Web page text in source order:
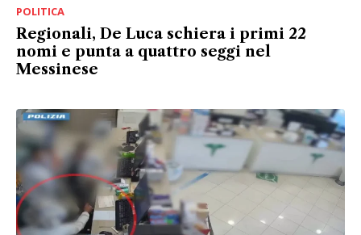
POLITICA
Regionali, De Luca schiera i primi 22
nomi e punta a quattro seggi nel
Messinese